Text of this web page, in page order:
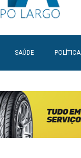
SAÚDE POLÍTICA